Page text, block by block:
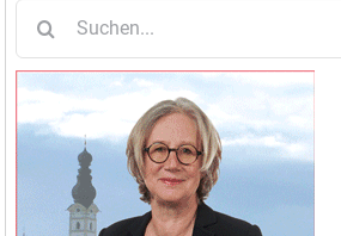
nach: